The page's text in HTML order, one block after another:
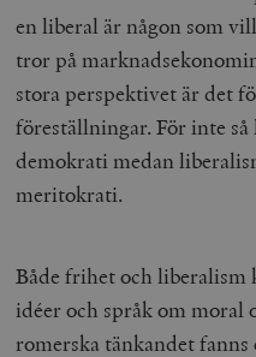
en liberal är någon som
tror på
stora perspektivet är det
föreställningar. För inte
demokrati medan
meritokrati.
Både frihet och liberalism
idéer och språk om
romerska tänkandet